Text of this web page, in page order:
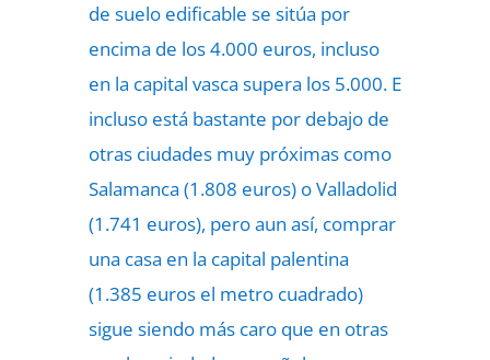
de suelo edificable se sitúa por
encima de los 4.000 euros, incluso
en la capital vasca supera los 5.000. E
incluso está bastante por debajo de
otras ciudades muy próximas como
Salamanca (1.808 euros) o Valladolid
(1.741 euros), pero aun así, comprar
una casa en la capital palentina
(1.385 euros el metro cuadrado)
sigue siendo más caro que en otras